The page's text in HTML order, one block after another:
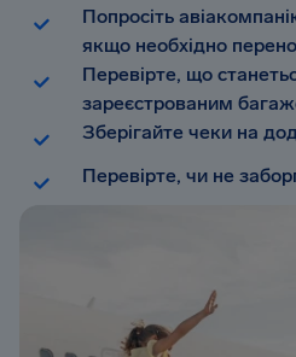
Попросіть
якщо необхідно
Перевірте, що
зареєстрованим
Зберігайте чеки на
Перевірте, чи не